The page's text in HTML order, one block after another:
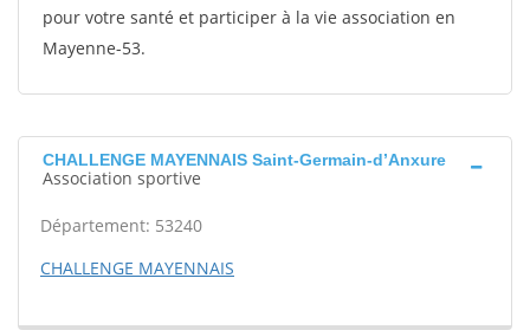
pour votre santé et participer à la vie association en
Mayenne-53.
CHALLENGE MAYENNAIS Saint-Germain-d’Anxure
Association sportive
Département: 53240
CHALLENGE MAYENNAIS